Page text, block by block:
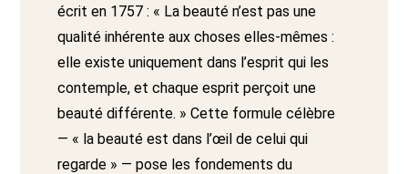
écrit en 1757 : « La beauté n’est pas une
qualité inhérente aux choses elles-mêmes :
elle existe uniquement dans l’esprit qui les
contemple, et chaque esprit perçoit une
beauté différente. » Cette formule célèbre
— « la beauté est dans l’œil de celui qui
regarde » — pose les fondements du